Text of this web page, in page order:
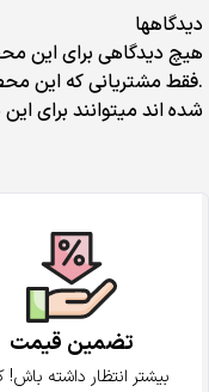
دیدگاهها
هیچ دیدگاهی برای این
.فقط مشتریانی که این
شده اند میتوانند برای
تضمین قیمت
بیشتر انتظار داشته باش!